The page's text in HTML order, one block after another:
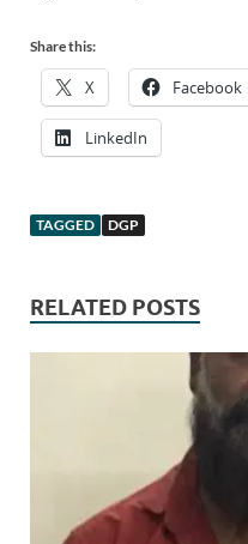
Share this:
X Facebook
LinkedIn
TAGGED DGP
RELATED POSTS